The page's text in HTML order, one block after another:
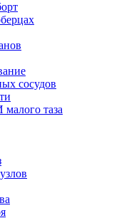
сосудов
таза